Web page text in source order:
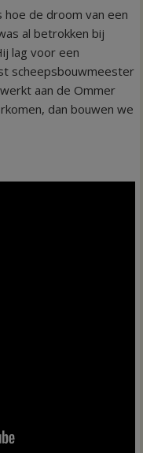
hoe de droom van een
al betrokken bij
lag voor een
scheepsbouwmeester
aan de Ommer
dan bouwen we